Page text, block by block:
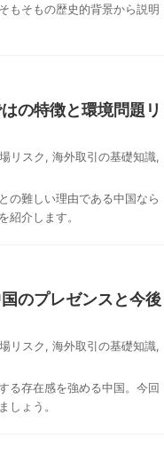
もそもの歴史的背景から説明
の特徴と環境問題リ
リスク, 海外取引の基礎知識,
の難しい理由である中国なら
紹介します。
のプレゼンスと今後
リスク, 海外取引の基礎知識,
る存在感を強める中国。今回
しょう。